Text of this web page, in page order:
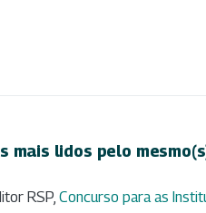
mais lidos pelo
RSP, Concurso para as